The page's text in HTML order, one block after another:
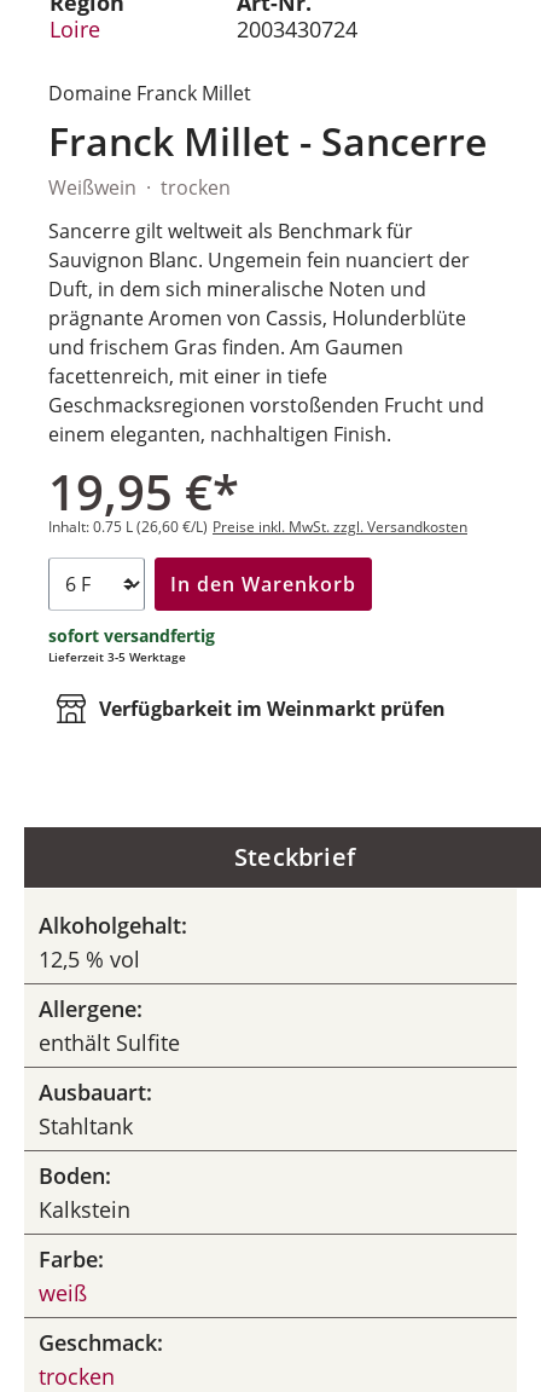
Loire
2003430724
Domaine Franck Millet
Franck Millet - Sancerre
Weißwein
trocken
Sancerre gilt weltweit als Benchmark für
Sauvignon Blanc. Ungemein fein nuanciert der
Duft, in dem sich mineralische Noten und
prägnante Aromen von Cassis, Holunderblüte
und frischem Gras finden. Am Gaumen
facettenreich, mit einer in tiefe
Geschmacksregionen vorstoßenden Frucht und
einem eleganten, nachhaltigen Finish.
19,95 €*
Inhalt:0.75 L(26,60 €/L) Preise inkl. MwSt. zzgl. Versandkosten
In den Warenkorb
sofort versandfertig
Lieferzeit 3-5 Werktage
Verfügbarkeit im Weinmarkt prüfen
Steckbrief
Alkoholgehalt:
12,5 % vol
Allergene:
enthält Sulfite
Ausbauart:
Stahltank
Boden:
Kalkstein
Farbe:
weiß
Geschmack:
trocken